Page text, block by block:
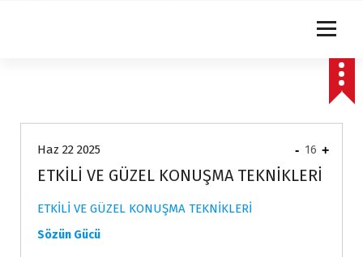
Haz 22 2025
ETKİLİ VE GÜZEL KONUŞMA TEKNİKLERİ
ETKİLİ VE GÜZEL KONUŞMA TEKNİKLERİ
Sözün Gücü
- 16 +